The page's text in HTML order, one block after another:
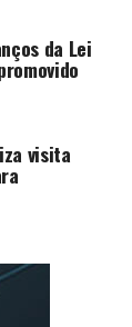
da Lei
visita